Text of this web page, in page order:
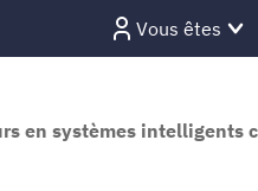
Vous êtes
en systèmes intelligents